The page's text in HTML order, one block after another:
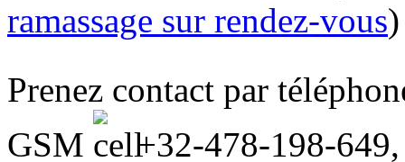
ramassage sur rendez-vous)
Prenez contact par
GSM
+32-478-198-649